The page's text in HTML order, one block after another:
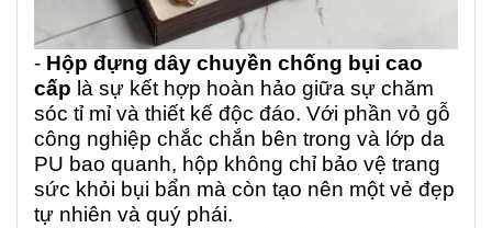
- Hộp đựng dây chuyền chống bụi cao
cấp là sự kết hợp hoàn hảo giữa sự chăm
sóc tỉ mỉ và thiết kế độc đáo. Với phần vỏ gỗ
công nghiệp chắc chắn bên trong và lớp da
PU bao quanh, hộp không chỉ bảo vệ trang
sức khỏi bụi bẩn mà còn tạo nên một vẻ đẹp
tự nhiên và quý phái.